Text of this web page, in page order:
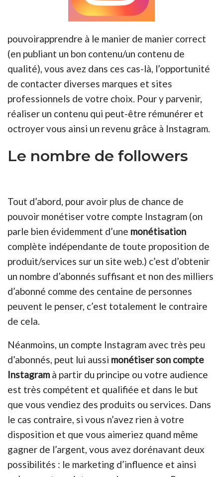
pouvoirapprendre à le manier de manier correct
(en publiant un bon contenu/un contenu de
qualité), vous avez dans ces cas-là, l’opportunité
de contacter diverses marques et sites
professionnels de votre choix. Pour y parvenir,
réaliser un contenu qui peut-être rémunérer et
octroyer vous ainsi un revenu grâce à Instagram.
Le nombre de followers
Tout d’abord, pour avoir plus de chance de
pouvoir monétiser votre compte Instagram (on
parle bien évidemment d’une monétisation
complète indépendante de toute proposition de
produit/services sur un site web.) c’est d’obtenir
un nombre d’abonnés suffisant et non des milliers
d’abonné comme des centaine de personnes
peuvent le penser, c’est totalement le contraire
de cela.
Néanmoins, un compte Instagram avec très peu
d’abonnés, peut lui aussi monétiser son compte
Instagram à partir du principe ou votre audience
est très compétent et qualifiée et dans le but
que vous vendiez des produits ou services. Dans
le cas contraire, si vous n’avez rien à votre
disposition et que vous aimeriez quand même
gagner de l’argent, vous avez dorénavant deux
possibilités : le marketing d’influence et ainsi